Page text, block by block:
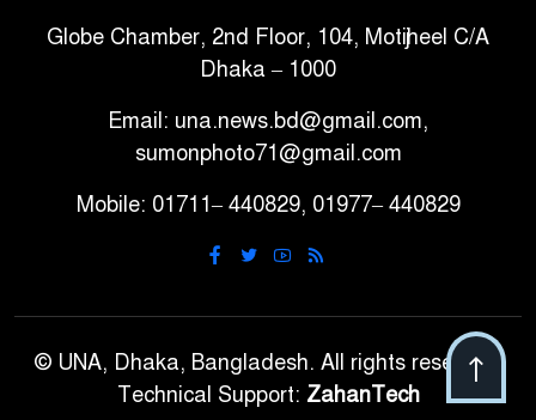
গাড়ি বিক্রির পর মালিকানা
পরিবর্তনে কঠোর নির্দেশনা
আ.লীগ ও বিএনপির বিরুদ্ধে
নাহিদ
ঢাবিতে মাথায় কাঁঠাল পড়ে মালির
Globe Chamber, 2nd Floor, 104, Motijheel C/A
Dhaka – 1000
Email: una.news.bd@gmail.com,
sumonphoto71@gmail.com
Mobile: 01711– 440829, 01977– 440829
© UNA, Dhaka, Bangladesh. All rights reserved.
Technical Support: ZahanTech